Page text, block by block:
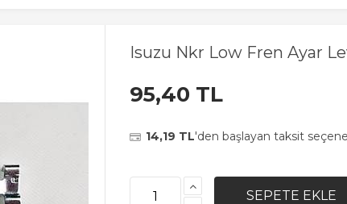
Isuzu Nkr Low Fren Ayar
95,40 TL
14,19 TL'den başlayan taksit